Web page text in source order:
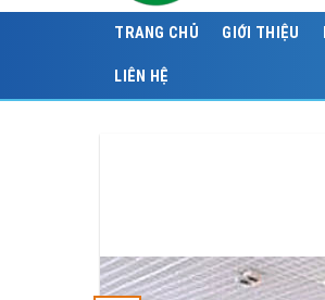
TRANG CHỦ GIỚI THIỆU
LIÊN HỆ